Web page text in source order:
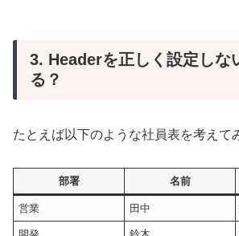
3. Headerを正しく設定しな
る？
たとえば以下のような社員表を考えて
部署 名前
営業 田中